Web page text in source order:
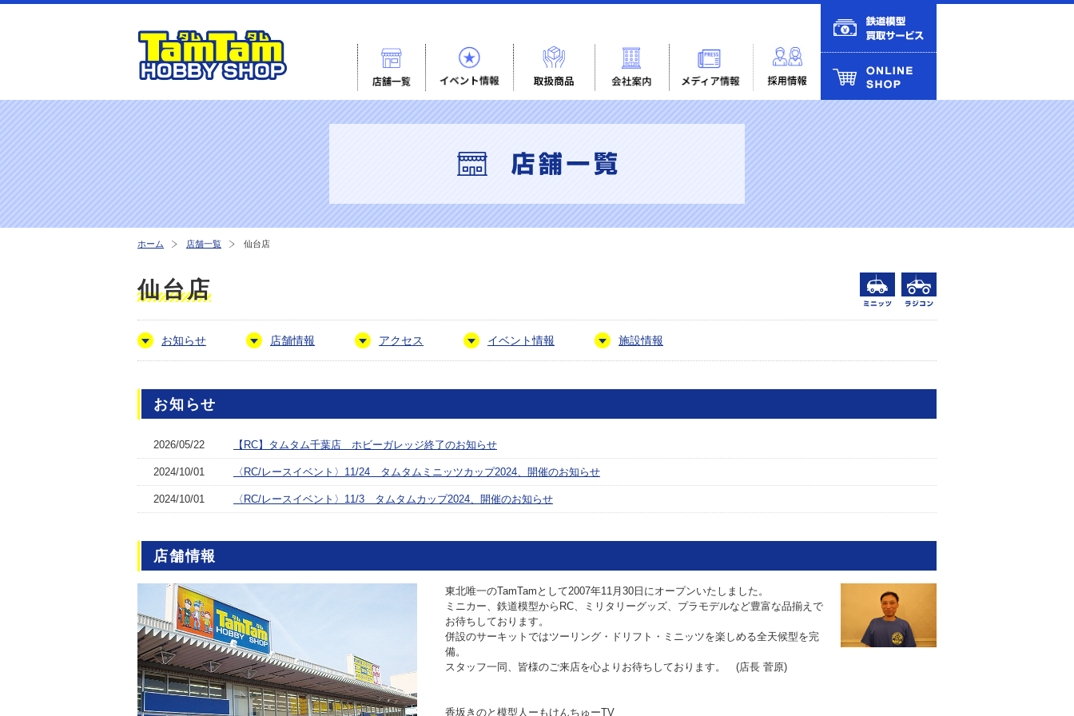
ホーム 店舗一覧 仙台店
仙台店
お知らせ 店舗情報 アクセス イベント情報 施設情報
お知らせ
2026/05/22 【RC】タムタム千葉店 ホビーガレッジ終了のお知らせ
2024/10/01 〈RC/レースイベント〉11/24 タムタムミニッツカップ2024、開催のお知らせ
2024/10/01 〈RC/レースイベント〉11/3 タムタムカップ2024、開催のお知らせ
店舗情報
東北唯一のTamTamとして2007年11月30日にオープンいたしました。
ミニカー、鉄道模型からRC、ミリタリーグッズ、プラモデルなど豊富な品揃えで
お待ちしております。
併設のサーキットではツーリング・ドリフト・ミニッツを楽しめる全天候型を完
備。
スタッフ一同、皆様のご来店を心よりお待ちしております。 (店長 菅原)
香坂きのと模型人ーもけんちゅーTV